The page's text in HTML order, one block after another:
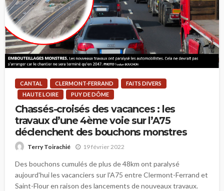
CANTAL CLERMONT-FERRAND
FAITS DIVERS
HAUTE LOIRE
PUY DE DÔME
Chassés-croisés des vacances : les
travaux d’une 4ème voie sur l’A75
déclenchent des bouchons monstres
Terry Toirachié 19 février 2022
Des bouchons cumulés de plus de 48km ont paralysé
aujourd'hui les vacanciers sur l'A75 entre Clermont-Ferrand et
Saint-Flour en raison des lancements de nouveaux travaux.